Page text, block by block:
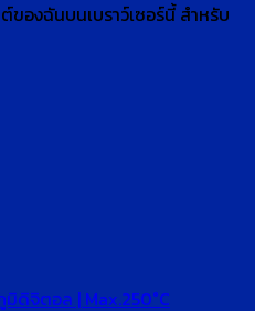
ของฉันบนเบราว์เซอร์นี้ สำหรับ
มิดิจิตอล | Max.250°C